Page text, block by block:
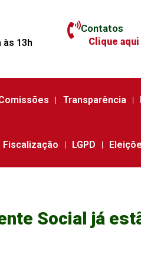
às 13h
Contatos
Clique aqui
Transparência
Fiscalização LGPD
Social já